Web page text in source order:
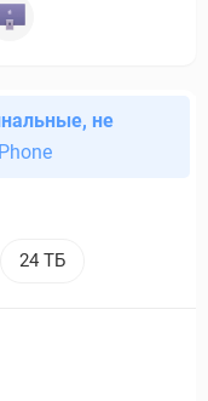
не
24 ТБ